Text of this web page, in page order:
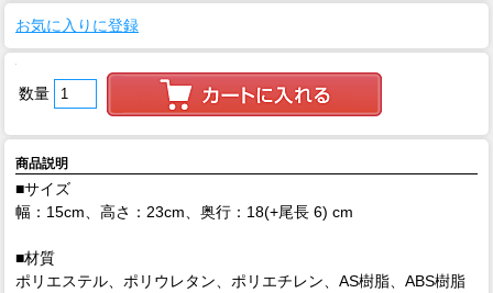
お気に入りに登録
数量
商品説明
■サイズ
幅：15cm、高さ：23cm、奥行：18(+尾長 6) cm
■材質
ポリエステル、ポリウレタン、ポリエチレン、AS樹脂、ABS樹脂